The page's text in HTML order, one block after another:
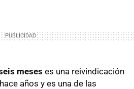
meses es una reivindicación
años y es una de las